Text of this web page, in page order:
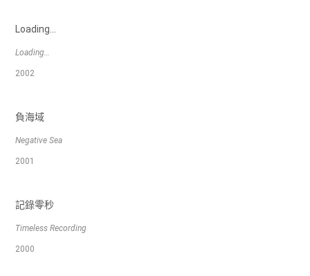
Loading…
Loading…
2002
負海域
Negative Sea
2001
記錄零秒
Timeless Recording
2000